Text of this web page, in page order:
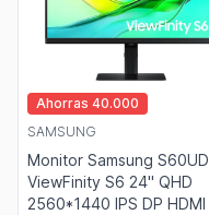
Ahorras 40.000
SAMSUNG
Monitor Samsung S60UD
ViewFinity S6 24" QHD
2560*1440 IPS DP HDMI